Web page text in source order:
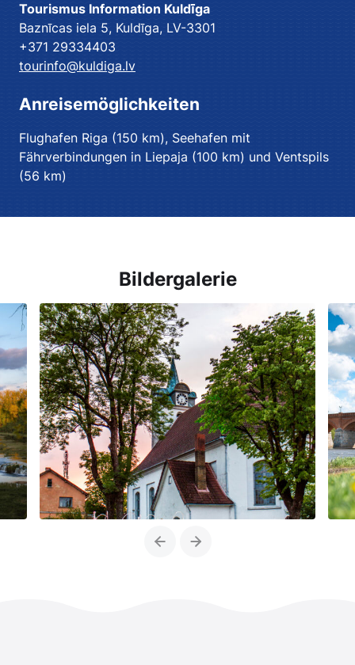
Tourismus Information Kuldīga
Baznīcas iela 5, Kuldīga, LV-3301
+371 29334403
tourinfo@kuldiga.lv
Anreisemöglichkeiten
Flughafen Riga (150 km), Seehafen mit
Fährverbindungen in Liepaja (100 km) und Ventspils
(56 km)
Bildergalerie
PreviousNext